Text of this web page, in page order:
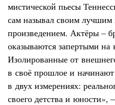
мистической пьесы
сам называл своим
произведением. Актёры –
оказываются запертыми на
Изолированные от
в своё прошлое и
в двух измерениях:
своего детства и юности»,